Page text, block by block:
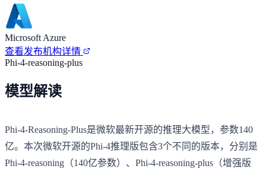
Microsoft Azure
查看发布机构详情
Phi-4-reasoning-plus
模型解读
Phi-4-Reasoning-Plus是微软最新开源的推理大模型，参数140
亿。本次微软开源的Phi-4推理版包含3个不同的版本，分别是
Phi-4-reasoning（140亿参数）、Phi-4-reasoning-plus（增强版